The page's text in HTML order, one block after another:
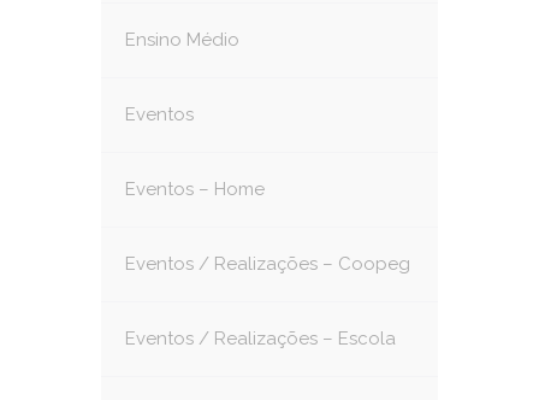
Ensino Médio
Eventos
Eventos – Home
Eventos / Realizações – Coopeg
Eventos / Realizações – Escola